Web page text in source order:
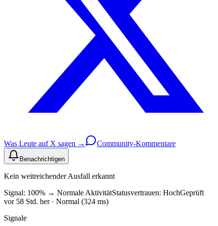
Was Leute auf X sagen → Community-Kommentare
Benachrichtigen
Kein weitreichender Ausfall erkannt
Signal: 100% → Normale AktivitätStatusvertrauen: HochGeprüft
vor 58 Std. her · Normal (324 ms)
Signale